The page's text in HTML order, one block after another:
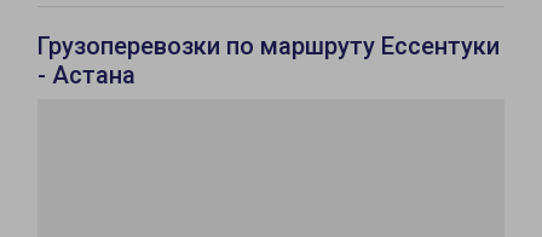
Грузоперевозки по маршруту Ессентуки
- Астана